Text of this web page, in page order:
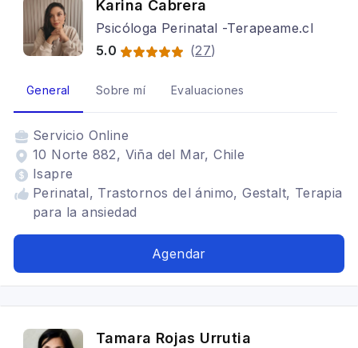
Karina Cabrera
Psicóloga Perinatal -Terapeame.cl
5.0
(27)
General Sobre mí Evaluaciones
Servicio Online
10 Norte 882, Viña del Mar, Chile
Isapre
Perinatal, Trastornos del ánimo, Gestalt, Terapia
para la ansiedad
Agendar
Tamara Rojas Urrutia